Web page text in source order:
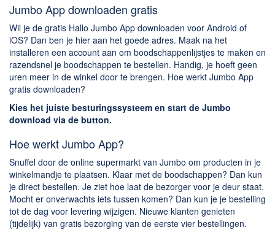
Spelletjes en Games
Webbrowsers
Jumbo App downloaden gratis
Wil je de gratis Hallo Jumbo App downloaden voor Android of
iOS? Dan ben je hier aan het goede adres. Maak na het
installeren een account aan om boodschappenlijstjes te maken en
razendsnel je boodschappen te bestellen. Handig, je hoeft geen
uren meer in de winkel door te brengen. Hoe werkt Jumbo App
gratis downloaden?
Kies het juiste besturingssysteem en start de Jumbo
download via de button.
Hoe werkt Jumbo App?
Snuffel door de online supermarkt van Jumbo om producten in je
winkelmandje te plaatsen. Klaar met de boodschappen? Dan kun
je direct bestellen. Je ziet hoe laat de bezorger voor je deur staat.
Mocht er onverwachts iets tussen komen? Dan kun je je bestelling
tot de dag voor levering wijzigen. Nieuwe klanten genieten
(tijdelijk) van gratis bezorging van de eerste vier bestellingen.